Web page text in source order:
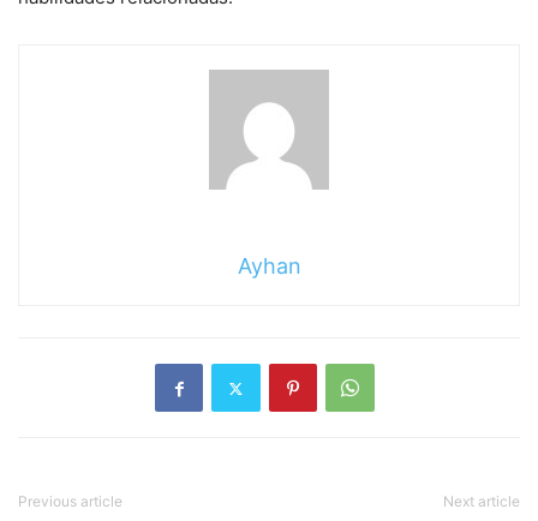
Ayhan
Previous article Next article